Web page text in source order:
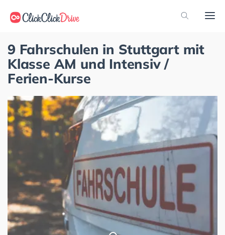
9 Fahrschulen in Stuttgart mit
Klasse AM und Intensiv /
Ferien-Kurse